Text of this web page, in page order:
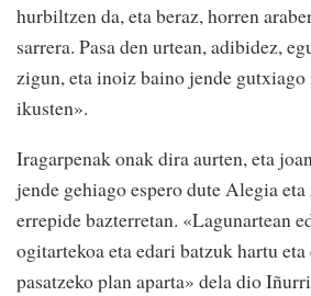
hurbiltzen da, eta beraz, horren
sarrera. Pasa den urtean, adibidez,
zigun, eta inoiz baino jende gutxiago
ikusten».
Iragarpenak onak dira aurten, eta
jende gehiago espero dute Alegia
errepide bazterretan. «Lagunartean
ogitartekoa eta edari batzuk hartu
pasatzeko plan aparta» dela dio